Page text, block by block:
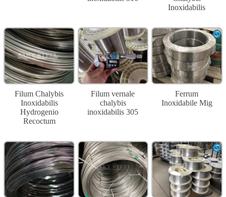
Inoxidabilis
Filum Chalybis
Inoxidabilis
Hydrogenio
Recoctum
Filum vernale
chalybis
inoxidabilis 305
Ferrum
Inoxidabile Mig